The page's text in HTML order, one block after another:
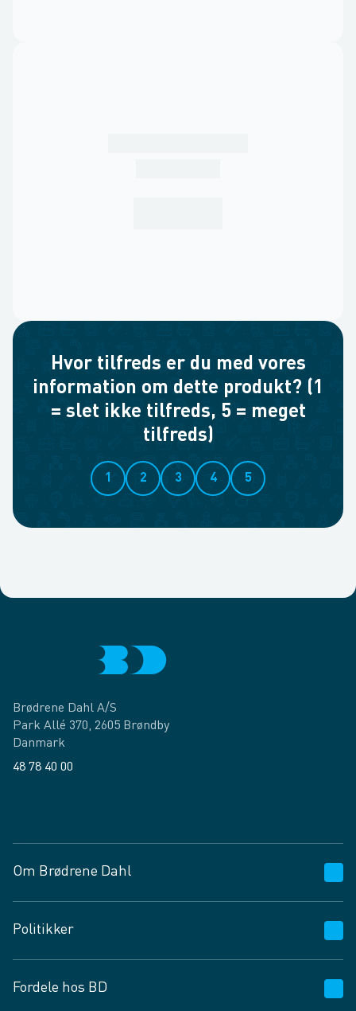
Hvor tilfreds er du med vores
information om dette produkt? (1
= slet ikke tilfreds, 5 = meget
tilfreds)
1 2 3 4 5
Brødrene Dahl A/S
Park Allé 370, 2605 Brøndby
Danmark
48 78 40 00
Om Brødrene Dahl
Vagttelefon 30 10 89 89
Spørgsmål og svar
Job og karriere
Politikker
Privatlivspolitik
Fordele hos BD